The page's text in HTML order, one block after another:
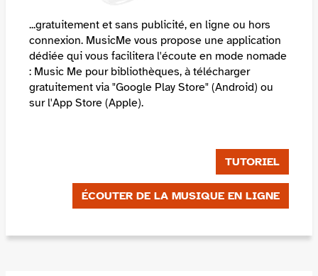
...gratuitement et sans publicité, en ligne ou hors
connexion. MusicMe vous propose une application
dédiée qui vous facilitera l'écoute en mode nomade
: Music Me pour bibliothèques, à télécharger
gratuitement via "Google Play Store" (Android) ou
sur l'App Store (Apple).
TUTORIEL
ÉCOUTER DE LA MUSIQUE EN LIGNE